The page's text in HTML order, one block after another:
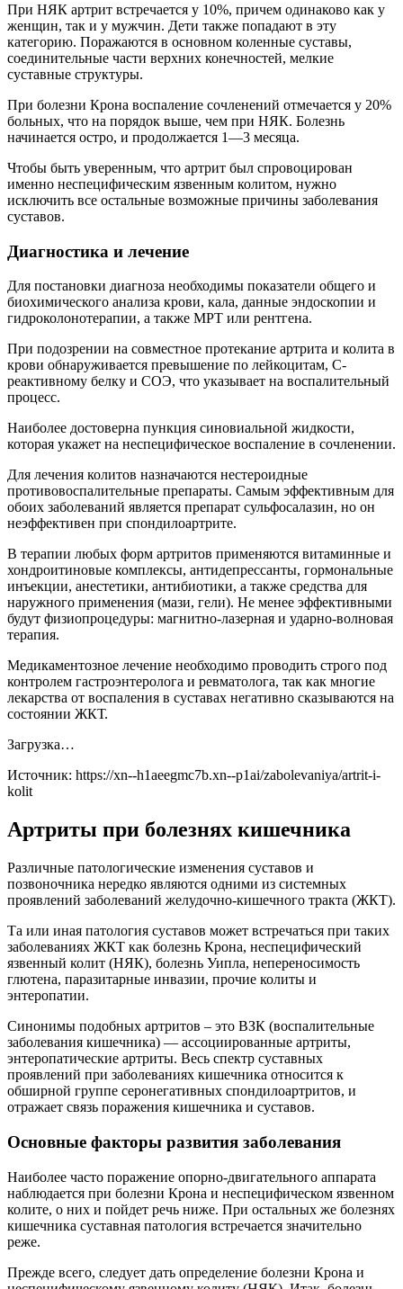
При НЯК артрит встречается у 10%, причем одинаково как у
женщин, так и у мужчин. Дети также попадают в эту
категорию. Поражаются в основном коленные суставы,
соединительные части верхних конечностей, мелкие
суставные структуры.
При болезни Крона воспаление сочленений отмечается у 20%
больных, что на порядок выше, чем при НЯК. Болезнь
начинается остро, и продолжается 1—3 месяца.
Чтобы быть уверенным, что артрит был спровоцирован
именно неспецифическим язвенным колитом, нужно
исключить все остальные возможные причины заболевания
суставов.
Диагностика и лечение
Для постановки диагноза необходимы показатели общего и
биохимического анализа крови, кала, данные эндоскопии и
гидроколонотерапии, а также МРТ или рентгена.
При подозрении на совместное протекание артрита и колита в
крови обнаруживается превышение по лейкоцитам, С-
реактивному белку и СОЭ, что указывает на воспалительный
процесс.
Наиболее достоверна пункция синовиальной жидкости,
которая укажет на неспецифическое воспаление в сочленении.
Для лечения колитов назначаются нестероидные
противовоспалительные препараты. Самым эффективным для
обоих заболеваний является препарат сульфосалазин, но он
неэффективен при спондилоартрите.
В терапии любых форм артритов применяются витаминные и
хондроитиновые комплексы, антидепрессанты, гормональные
инъекции, анестетики, антибиотики, а также средства для
наружного применения (мази, гели). Не менее эффективными
будут физиопроцедуры: магнитно-лазерная и ударно-волновая
терапия.
Медикаментозное лечение необходимо проводить строго под
контролем гастроэнтеролога и ревматолога, так как многие
лекарства от воспаления в суставах негативно сказываются на
состоянии ЖКТ.
Загрузка…
Источник: https://xn--h1aeegmc7b.xn--p1ai/zabolevaniya/artrit-i-
kolit
Артриты при болезнях кишечника
Различные патологические изменения суставов и
позвоночника нередко являются одними из системных
проявлений заболеваний желудочно-кишечного тракта (ЖКТ).
Та или иная патология суставов может встречаться при таких
заболеваниях ЖКТ как болезнь Крона, неспецифический
язвенный колит (НЯК), болезнь Уипла, непереносимость
глютена, паразитарные инвазии, прочие колиты и
энтеропатии.
Синонимы подобных артритов – это ВЗК (воспалительные
заболевания кишечника) — ассоциированные артриты,
энтеропатические артриты. Весь спектр суставных
проявлений при заболеваниях кишечника относится к
обширной группе серонегативных спондилоартритов, и
отражает связь поражения кишечника и суставов.
Основные факторы развития заболевания
Наиболее часто поражение опорно-двигательного аппарата
наблюдается при болезни Крона и неспецифическом язвенном
колите, о них и пойдет речь ниже. При остальных же болезнях
кишечника суставная патология встречается значительно
реже.
Прежде всего, следует дать определение болезни Крона и